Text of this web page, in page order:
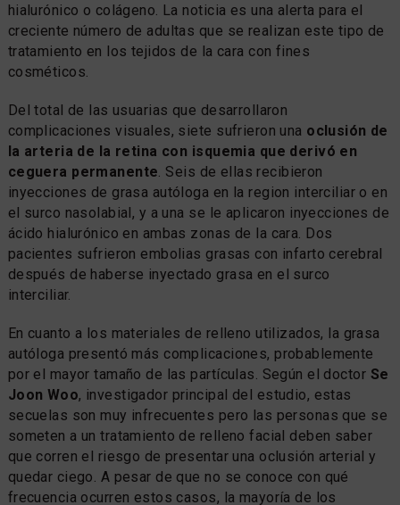
hialurónico o colágeno. La noticia es una alerta para el
creciente número de adultas que se realizan este tipo de
tratamiento en los tejidos de la cara con fines
cosméticos.
Del total de las usuarias que desarrollaron
complicaciones visuales, siete sufrieron una oclusión de
la arteria de la retina con isquemia que derivó en
ceguera permanente. Seis de ellas recibieron
inyecciones de grasa autóloga en la region interciliar o en
el surco nasolabial, y a una se le aplicaron inyecciones de
ácido hialurónico en ambas zonas de la cara. Dos
pacientes sufrieron embolias grasas con infarto cerebral
después de haberse inyectado grasa en el surco
interciliar.
En cuanto a los materiales de relleno utilizados, la grasa
autóloga presentó más complicaciones, probablemente
por el mayor tamaño de las partículas. Según el doctor Se
Joon Woo, investigador principal del estudio, estas
secuelas son muy infrecuentes pero las personas que se
someten a un tratamiento de relleno facial deben saber
que corren el riesgo de presentar una oclusión arterial y
quedar ciego. A pesar de que no se conoce con qué
frecuencia ocurren estos casos, la mayoría de los